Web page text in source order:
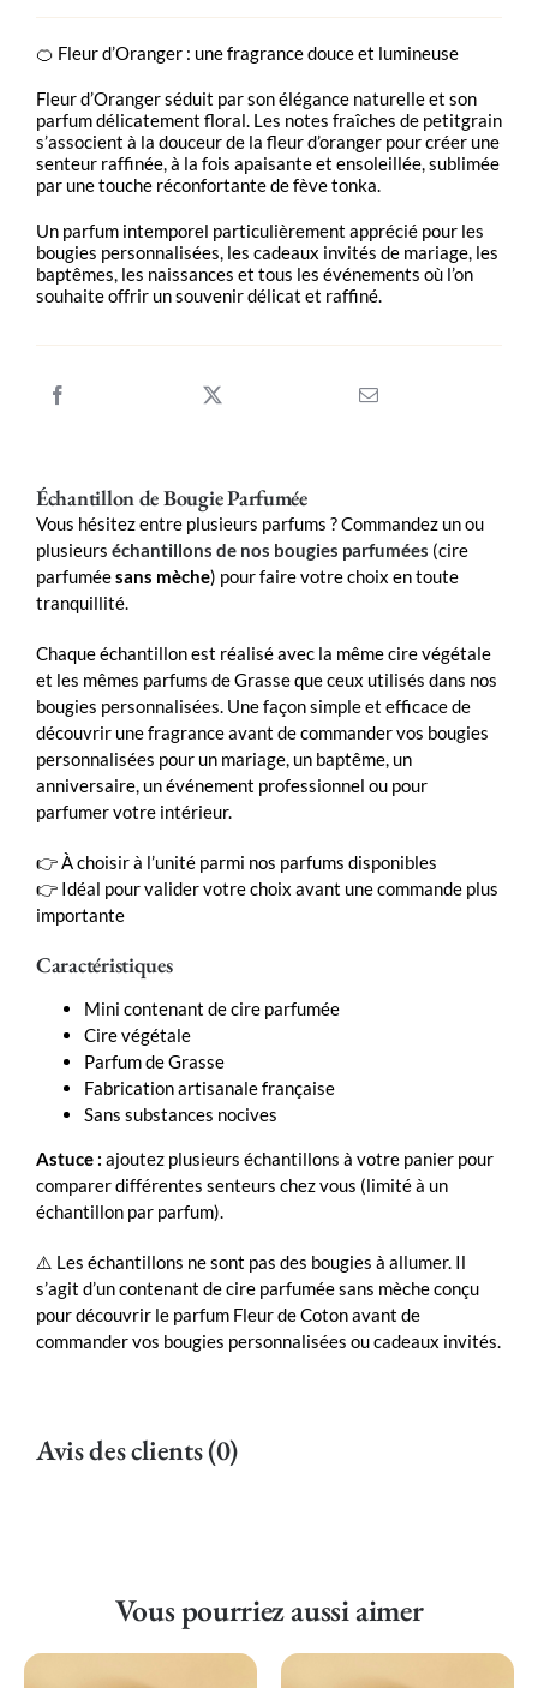
d'oranger
🍊 Fleur d’Oranger : une fragrance douce et lumineuse
Fleur d’Oranger séduit par son élégance naturelle et son
parfum délicatement floral. Les notes fraîches de petitgrain
s’associent à la douceur de la fleur d’oranger pour créer une
senteur raffinée, à la fois apaisante et ensoleillée, sublimée
par une touche réconfortante de fève tonka.
Un parfum intemporel particulièrement apprécié pour les
bougies personnalisées, les cadeaux invités de mariage, les
baptêmes, les naissances et tous les événements où l’on
souhaite offrir un souvenir délicat et raffiné.
Échantillon de Bougie Parfumée
Vous hésitez entre plusieurs parfums ? Commandez un ou
plusieurs échantillons de nos bougies parfumées (cire
parfuméesans mèche) pour faire votre choix en toute
tranquillité.
Chaque échantillon est réalisé avec la même cire végétale
et les mêmes parfums de Grasse que ceux utilisés dans nos
bougies personnalisées. Une façon simple et efficace de
découvrir une fragrance avant de commander vos bougies
personnalisées pour un mariage, un baptême, un
anniversaire, un événement professionnel ou pour
parfumer votre intérieur.
👉 À choisir à l’unité parmi nos parfums disponibles
👉 Idéal pour valider votre choix avant une commande plus
importante
Caractéristiques
Mini contenant de cire parfumée
Cire végétale
Parfum de Grasse
Fabrication artisanale française
Sans substances nocives
Astuce : ajoutez plusieurs échantillons à votre panier pour
comparer différentes senteurs chez vous (limité à un
échantillon par parfum).
⚠️ Les échantillons ne sont pas des bougies à allumer. Il
s’agit d’un contenant de cire parfumée sans mèche conçu
pour découvrir le parfum Fleur de Coton avant de
commander vos bougies personnalisées ou cadeaux invités.
Avis des clients (0)
Vous pourriez aussi aimer